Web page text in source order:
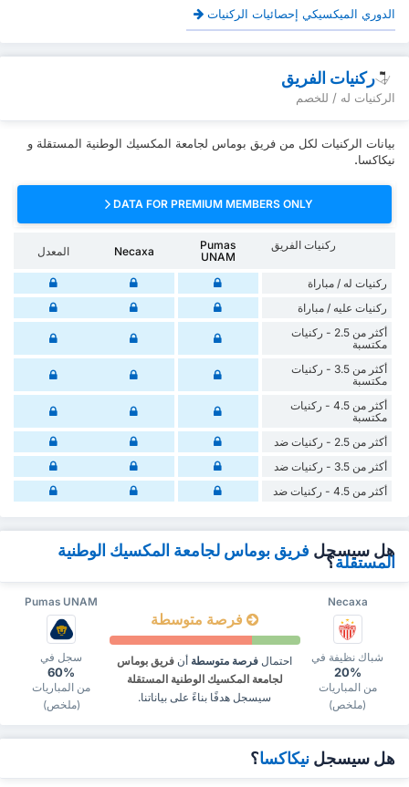
الدوري الميكسيكي إحصائيات الركنيات
ركنيات الفريق
الركنيات له / للخصم
بيانات الركنيات لكل من فريق بوماس لجامعة المكسيك الوطنية المستقلة و
نيكاكسا.
DATA FOR PREMIUM MEMBERS ONLY
ركنيات الفريق
Pumas
UNAM
Necaxa المعدل
‏ركنيات له / مباراة
‏ركنيات ‏عليه / مباراة
أكثر من 2.5 - ركنيات
مكتسبة
أكثر من 3.5 - ركنيات
مكتسبة
أكثر من 4.5 - ركنيات
مكتسبة
أكثر من 2.5 - ركنيات ضد
أكثر من 3.5 - ركنيات ضد
أكثر من 4.5 - ركنيات ضد
هل سيسجل فريق بوماس لجامعة المكسيك الوطنية
المستقلة؟
Pumas UNAM Necaxa
سجل في
60%
من المباريات
(ملخص)
فرصة متوسطة
احتمال فرصة متوسطة أن فريق بوماس
لجامعة المكسيك الوطنية المستقلة
سيسجل هدفًا بناءً على بياناتنا.
شباك نظيفة في
20%
من المباريات
(ملخص)
هل سيسجل نيكاكسا؟